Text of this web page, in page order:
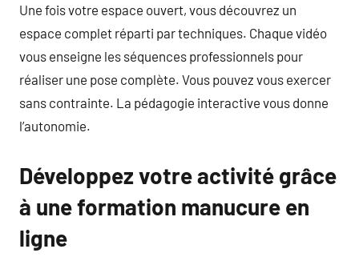
Une fois votre espace ouvert, vous découvrez un
espace complet réparti par techniques. Chaque vidéo
vous enseigne les séquences professionnels pour
réaliser une pose complète. Vous pouvez vous exercer
sans contrainte. La pédagogie interactive vous donne
l’autonomie.
Développez votre activité grâce
à une formation manucure en
ligne